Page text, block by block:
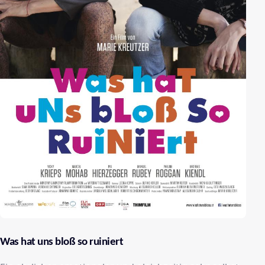
Was hat uns bloß so ruiniert